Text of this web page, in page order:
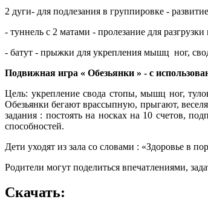
2 дуги- для подлезания в группировке -
- туннель с 2 матами - пролезание для
- батут - прыжки для укрепления мышц ног,
Подвижная игра « Обезьянки » - с
Цель: укрепление свода стопы, мышц ног,
Обезьянки бегают врассыпную, прыгают,
задания : постоять на носках на 10 счетов,
способностей.
Дети уходят из зала со словами : «Здоровье в
Родители могут поделиться впечатлениями,
Скачать: